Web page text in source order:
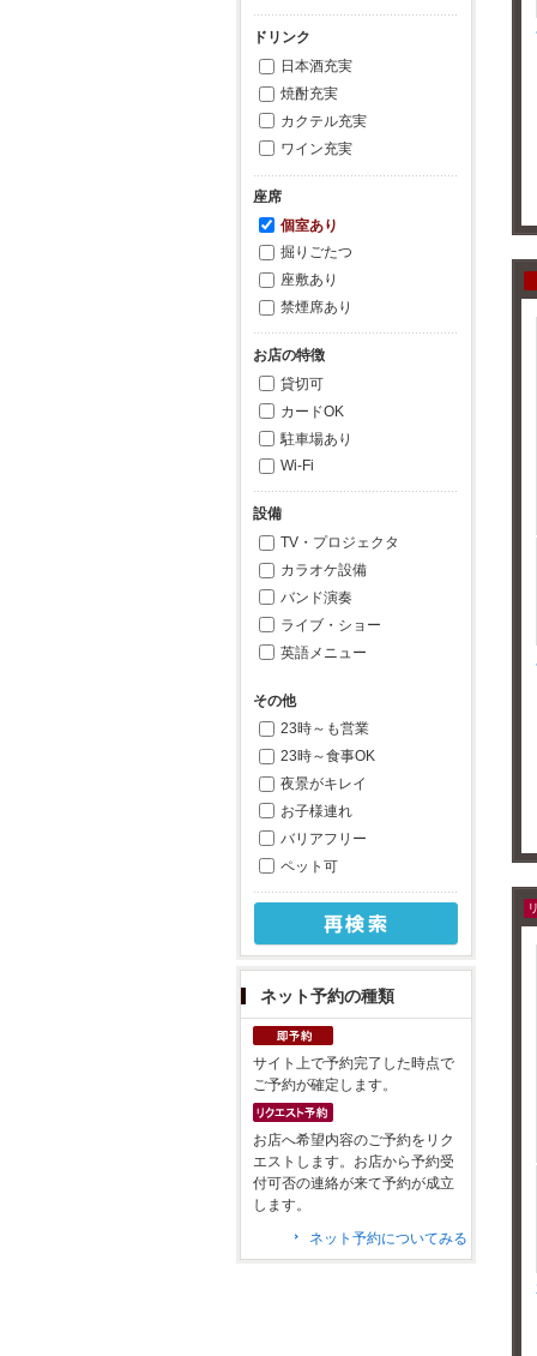
ドリンク
日本酒充実
焼酎充実
カクテル充実
ワイン充実
座席
個室あり
掘りごたつ
座敷あり
禁煙席あり
お店の特徴
貸切可
カードOK
駐車場あり
Wi-Fi
設備
TV・プロジェクタ
カラオケ設備
バンド演奏
ライブ・ショー
英語メニュー
その他
23時～も営業
23時～食事OK
夜景がキレイ
お子様連れ
バリアフリー
ペット可
ネット予約の種類
サイト上で予約完了した時点で
ご予約が確定します。
お店へ希望内容のご予約をリク
エストします。お店から予約受
付可否の連絡が来て予約が成立
します。
ネット予約についてみる